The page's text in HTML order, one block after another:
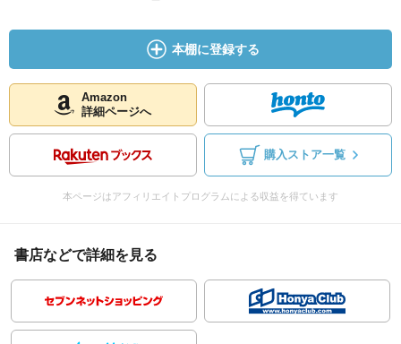
本棚に登録する
Amazon
詳細ページへ
購入ストア一覧
本ページはアフィリエイトプログラムによる収益を得ています
書店などで詳細を見る